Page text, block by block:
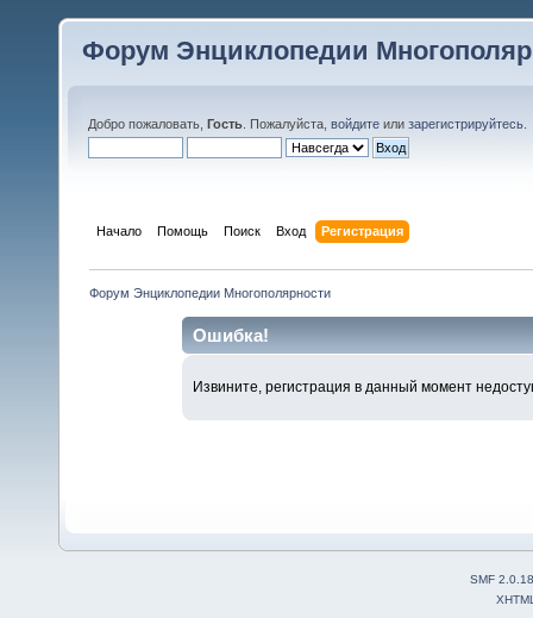
Форум Энциклопедии
Добро пожаловать, Гость . Пожалуйста, войдите или зарегистрируйтесь
Начало Помощь Поиск Вход Регистрация
Форум Энциклопедии Многополярности
Ошибка!
Извините, регистрация в данный момент
SMF 2.0.18